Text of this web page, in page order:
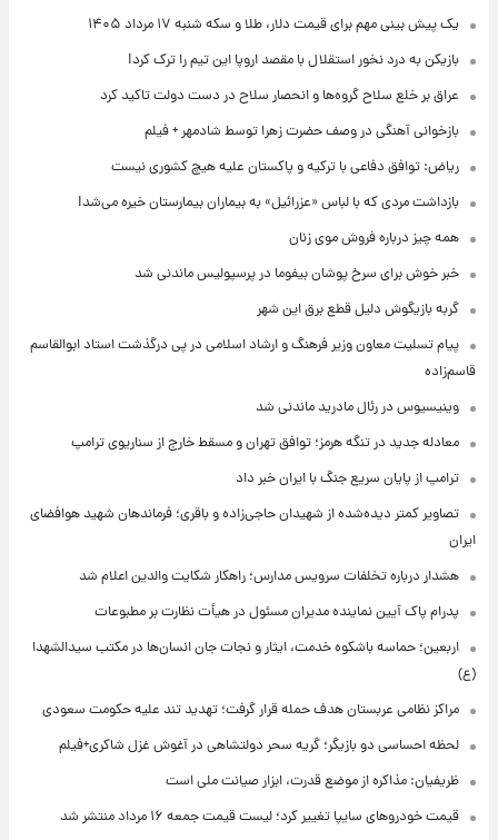
یک پیش ‌بینی مهم برای قیمت دلار، طلا و سکه شنبه ۱۷ مرداد ۱۴۰۵
بازیکن به درد نخور استقلال با مقصد اروپا این تیم را ترک کرد!
عراق بر خلع سلاح گروه‌ها و انحصار سلاح در دست دولت تاکید کرد
بازخوانی آهنگی در وصف حضرت زهرا توسط شادمهر + فیلم
ریاض: توافق دفاعی با ترکیه و پاکستان علیه هیچ کشوری نیست
بازداشت مردی که با لباس «عزرائیل» به بیماران بیمارستان خیره می‌شد!
همه چیز درباره فروش موی زنان
خبر خوش برای سرخ پوشان بیفوما در پرسپولیس ماندنی شد
گربه بازیگوش دلیل قطع برق این شهر
پیام تسلیت معاون وزیر فرهنگ و ارشاد اسلامی در پی درگذشت استاد ابوالقاسم
قاسم‌زاده
وینیسیوس در رئال مادرید ماندنی شد
معادله جدید در تنگه هرمز؛ توافق تهران و مسقط خارج از سناریوی ترامپ
ترامپ از پایان سریع جنگ با ایران خبر داد
تصاویر کمتر دیده‌شده از شهیدان حاجی‌زاده و باقری؛ فرماندهان شهید هوافضای
ایران
هشدار درباره تخلفات سرویس مدارس؛ راهکار شکایت والدین اعلام شد
پدرام پاک آیین نماینده مدیران مسئول در هیأت نظارت بر مطبوعات
اربعین؛ حماسه باشکوه خدمت، ایثار و نجات جان انسان‌ها در مکتب سیدالشهدا
(ع)
مراکز نظامی عربستان هدف حمله قرار گرفت؛ تهدید تند علیه حکومت سعودی
لحظه احساسی دو بازیگر؛ گریه سحر دولتشاهی در آغوش غزل شاکری+فیلم
ظریفیان: مذاکره از موضع قدرت، ابزار صیانت ملی است
قیمت خودروهای سایپا تغییر کرد؛ لیست قیمت جمعه ۱۶ مرداد منتشر شد